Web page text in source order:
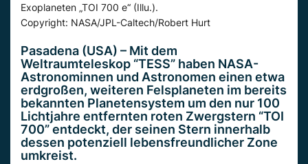
Exoplaneten „TOI 700 e“ (Illu.).
Copyright: NASA/JPL-Caltech/Robert Hurt
Pasadena (USA) – Mit dem
Weltraumteleskop “TESS” haben NASA-
Astronominnen und Astronomen einen etwa
erdgroßen, weiteren Felsplaneten im bereits
bekannten Planetensystem um den nur 100
Lichtjahre entfernten roten Zwergstern “TOI
700” entdeckt, der seinen Stern innerhalb
dessen potenziell lebensfreundlicher Zone
umkreist.